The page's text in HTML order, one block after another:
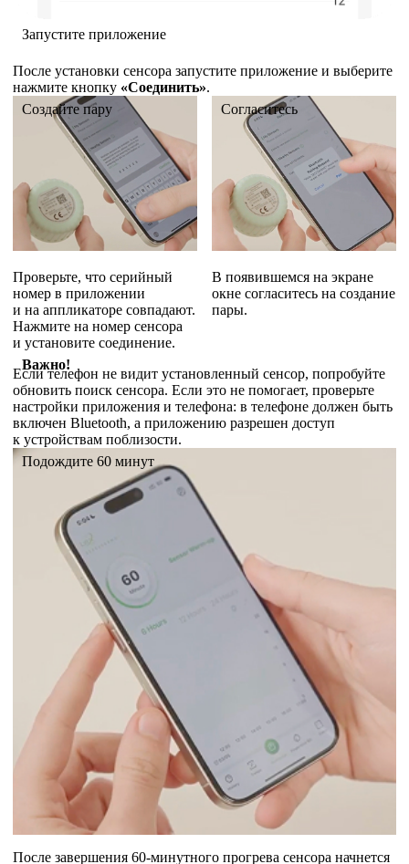
Запустите приложение
После установки сенсора запустите приложение и выберите
нажмите кнопку «Соединить».
Создайте пару
Проверьте, что серийный
номер в приложении
и на аппликаторе совпадают.
Нажмите на номер сенсора
и установите соединение.
Согласитесь
В появившемся на экране
окне согласитесь на создание
пары.
Важно!
Если телефон не видит установленный сенсор, попробуйте
обновить поиск сенсора. Если это не помогает, проверьте
настройки приложения и телефона: в телефоне должен быть
включен Bluetooth, а приложению разрешен доступ
к устройствам поблизости.
Подождите 60 минут
После завершения 60-минутного прогрева сенсора начнется